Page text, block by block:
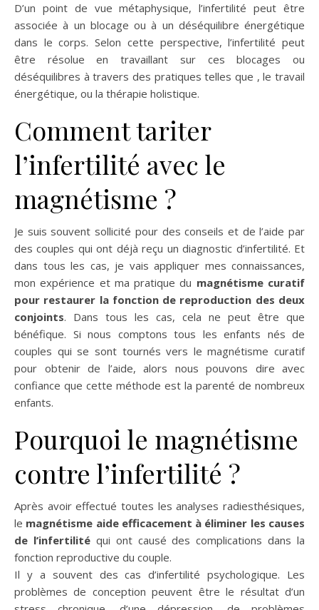
D’un point de vue métaphysique, l’infertilité peut être
associée à un blocage ou à un déséquilibre énergétique
dans le corps. Selon cette perspective, l’infertilité peut
être résolue en travaillant sur ces blocages ou
déséquilibres à travers des pratiques telles que , le travail
énergétique, ou la thérapie holistique.
Comment tariter
l’infertilité avec le
magnétisme ?
Je suis souvent sollicité pour des conseils et de l’aide par
des couples qui ont déjà reçu un diagnostic d’infertilité. Et
dans tous les cas, je vais appliquer mes connaissances,
mon expérience et ma pratique du magnétisme curatif
pour restaurer la fonction de reproduction des deux
conjoints. Dans tous les cas, cela ne peut être que
bénéfique. Si nous comptons tous les enfants nés de
couples qui se sont tournés vers le magnétisme curatif
pour obtenir de l’aide, alors nous pouvons dire avec
confiance que cette méthode est la parenté de nombreux
enfants.
Pourquoi le magnétisme
contre l’infertilité ?
Après avoir effectué toutes les analyses radiesthésiques,
le magnétisme aide efficacement à éliminer les causes
de l’infertilitéqui ont causé des complications dans la
fonction reproductive du couple.
Il y a souvent des cas d’infertilité psychologique. Les
problèmes de conception peuvent être le résultat d’un